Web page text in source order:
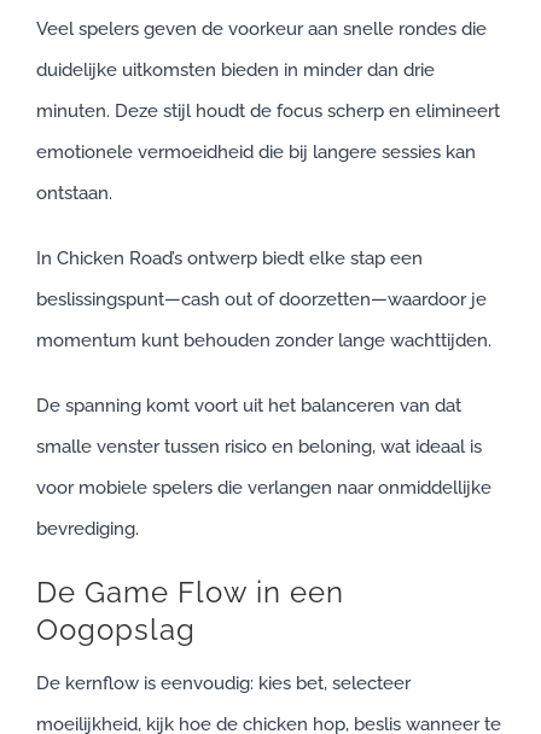
Veel spelers geven de voorkeur aan snelle rondes die
duidelijke uitkomsten bieden in minder dan drie
minuten. Deze stijl houdt de focus scherp en elimineert
emotionele vermoeidheid die bij langere sessies kan
ontstaan.
In Chicken Road’s ontwerp biedt elke stap een
beslissingspunt—cash out of doorzetten—waardoor je
momentum kunt behouden zonder lange wachttijden.
De spanning komt voort uit het balanceren van dat
smalle venster tussen risico en beloning, wat ideaal is
voor mobiele spelers die verlangen naar onmiddellijke
bevrediging.
De Game Flow in een
Oogopslag
De kernflow is eenvoudig: kies bet, selecteer
moeilijkheid, kijk hoe de chicken hop, beslis wanneer te